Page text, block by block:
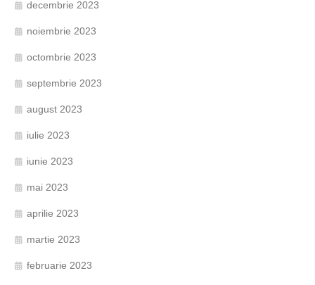
decembrie 2023
noiembrie 2023
octombrie 2023
septembrie 2023
august 2023
iulie 2023
iunie 2023
mai 2023
aprilie 2023
martie 2023
februarie 2023